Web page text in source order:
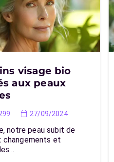
visage bio
aux peaux
27/09/2024
notre peau subit de
changements et